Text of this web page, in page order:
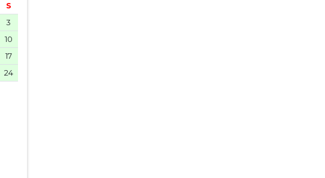
S
3
10
17
24